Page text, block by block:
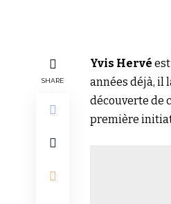
SHARE
Yvis Hervé
années déjà, il
découverte de
première